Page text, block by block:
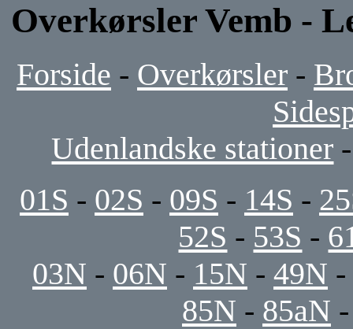
Overkørsler Vemb -
Forside - Overkørsler -
Udenlandske stationer
01S - 02S - 09S - 14S -
52S - 53S -
03N - 06N - 15N - 49N -
85N - 85aN